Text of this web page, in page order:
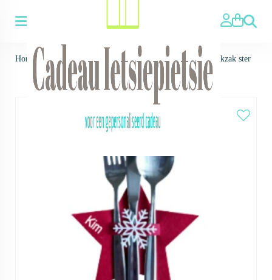
Zoeken
Home > Feestdagen ▼> Kerstmis> Bestek zakken> Bestekzak ster